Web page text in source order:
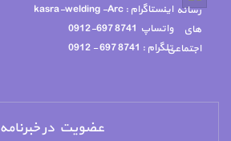
اينستاگرام : kasra-welding -Arc
واتساپ 8741 697-0912
تلگرام : 8741 697 - 0912
عضویت در خبرنامه